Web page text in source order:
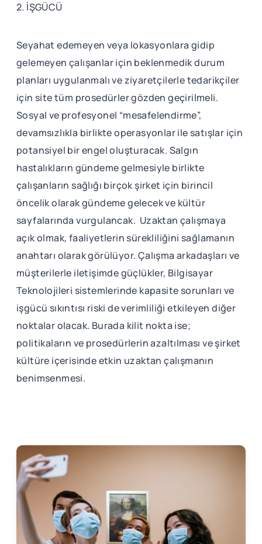
2. İŞGÜCÜ
Seyahat edemeyen veya lokasyonlara gidip
gelemeyen çalışanlar için beklenmedik durum
planları uygulanmalı ve ziyaretçilerle tedarikçiler
için site tüm prosedürler gözden geçirilmeli.
Sosyal ve profesyonel “mesafelendirme”,
devamsızlıkla birlikte operasyonlar ile satışlar için
potansiyel bir engel oluşturacak. Salgın
hastalıkların gündeme gelmesiyle birlikte
çalışanların sağlığı birçok şirket için birincil
öncelik olarak gündeme gelecek ve kültür
sayfalarında vurgulancak. Uzaktan çalışmaya
açık olmak, faaliyetlerin sürekliliğini sağlamanın
anahtarı olarak görülüyor. Çalışma arkadaşları ve
müşterilerle iletişimde güçlükler, Bilgisayar
Teknolojileri sistemlerinde kapasite sorunları ve
işgücü sıkıntısı riski de verimliliği etkileyen diğer
noktalar olacak. Burada kilit nokta ise;
politikaların ve prosedürlerin azaltılması ve şirket
kültüre içerisinde etkin uzaktan çalışmanın
benimsenmesi.